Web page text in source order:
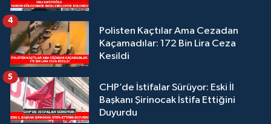
Polisten Kaçtılar Ama Cezadan
Kaçamadılar: 172 Bin Lira Ceza
Kesildi
4
CHP’de İstifalar Sürüyor: Eski İl
Başkanı Şirinocak İstifa Ettiğini
Duyurdu
5